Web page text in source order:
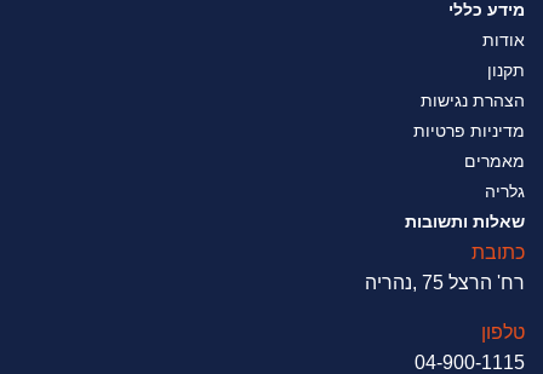
מידע כללי
אודות
תקנון
הצהרת נגישות
מדיניות פרטיות
מאמרים
גלריה
שאלות ותשובות
כתובת
רח' הרצל 75 ,נהריה
טלפון
04-900-1115